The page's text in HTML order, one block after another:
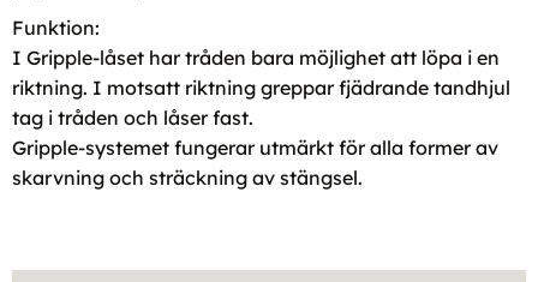
Funktion:
I Gripple-låset har tråden bara möjlighet att löpa i en
riktning. I motsatt riktning greppar fjädrande tandhjul
tag i tråden och låser fast.
Gripple-systemet fungerar utmärkt för alla former av
skarvning och sträckning av stängsel.